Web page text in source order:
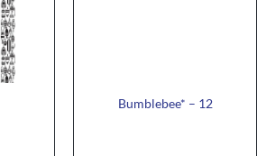
Bumblebee* – 12